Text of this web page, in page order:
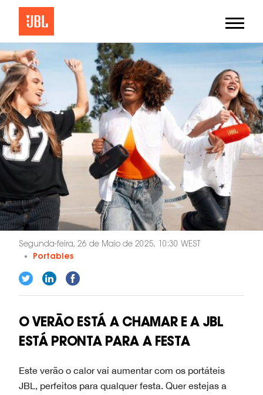
Segunda-feira, 26 de Maio de 2025, 10:30 WEST
Portables
O VERÃO ESTÁ A CHAMAR E A JBL
ESTÁ PRONTA PARA A FESTA
Este verão o calor vai aumentar com os portáteis
JBL, perfeitos para qualquer festa. Quer estejas a